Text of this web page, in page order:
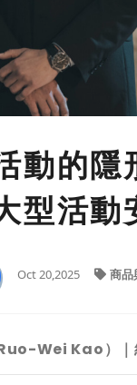
動的
型活動
Oct 20,2025 商品
Wei Kao）｜